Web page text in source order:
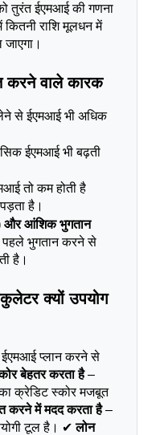
तुरंत ईएमआई की गणना
राशि मूलधन में
जाएगा।
करने वाले कारक
से ईएमआई भी अधिक
ईएमआई भी बढ़ती
तो कम होती है
है।
और आंशिक भुगतान
भुगतान करने से
है।
क्यों उपयोग
प्लान करने से
बेहतर करता है –
क्रेडिट स्कोर मजबूत
करने में मदद करता है –
टूल है। ✔ लोन